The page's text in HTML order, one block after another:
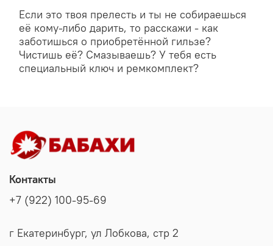
Если это твоя прелесть и ты не собираешься
её кому-либо дарить, то расскажи - как
заботишься о приобретённой гильзе?
Чистишь её? Смазываешь? У тебя есть
специальный ключ и ремкомплект?
Контакты
+7 (922) 100-95-69
г Екатеринбург, ул Лобкова, стр 2